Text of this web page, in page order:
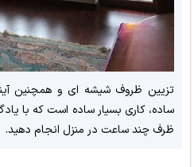
تزیین ظروف شیشه ای و همچنین
ساده، کاری بسیار ساده است که با
ظرف چند ساعت در منزل انجام دهید.